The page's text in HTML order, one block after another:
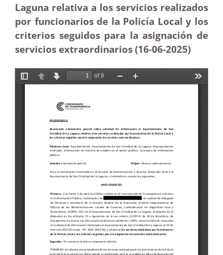
Laguna relativa a los servicios realizados
por funcionarios de la Policía Local y los
criterios seguidos para la asignación de
servicios extraordinarios (16-06-2025)